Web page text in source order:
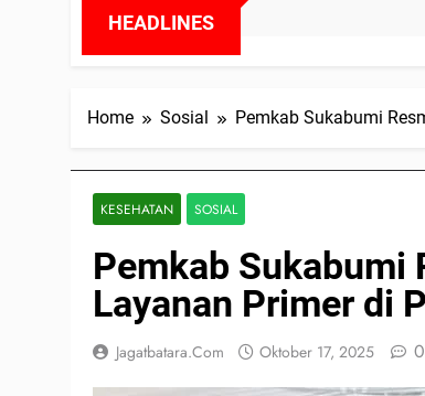
HEADLINES
Home Sosial Pemkab Sukabumi
KESEHATAN SOSIAL
Pemkab Sukabumi
Layanan Primer di
Jagatbatara.com Oktober 17, 2025 0